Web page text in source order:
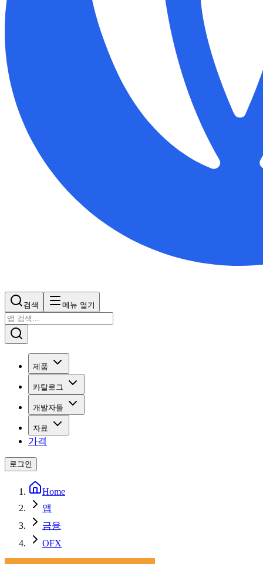
검색 메뉴 열기
제품
카탈로그
개발자들
자료
가격
로그인
Home
앱
금융
OFX